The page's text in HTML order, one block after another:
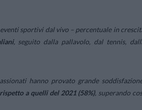
sportivi dal vivo – percentuale in
, seguito dalla pallavolo, dal tennis,
hanno provato grande
a quelli del 2021 (58%), superando